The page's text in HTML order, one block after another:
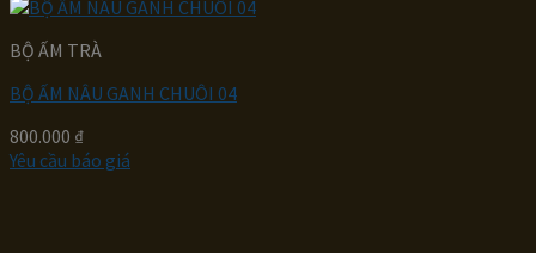
BỘ ẤM TRÀ
BỘ ẤM NÂU GANH CHUÔI 04
800.000 ₫
Yêu cầu báo giá